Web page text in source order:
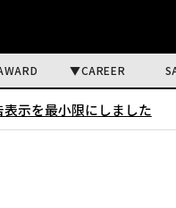
CAREER
示を最小限にしました